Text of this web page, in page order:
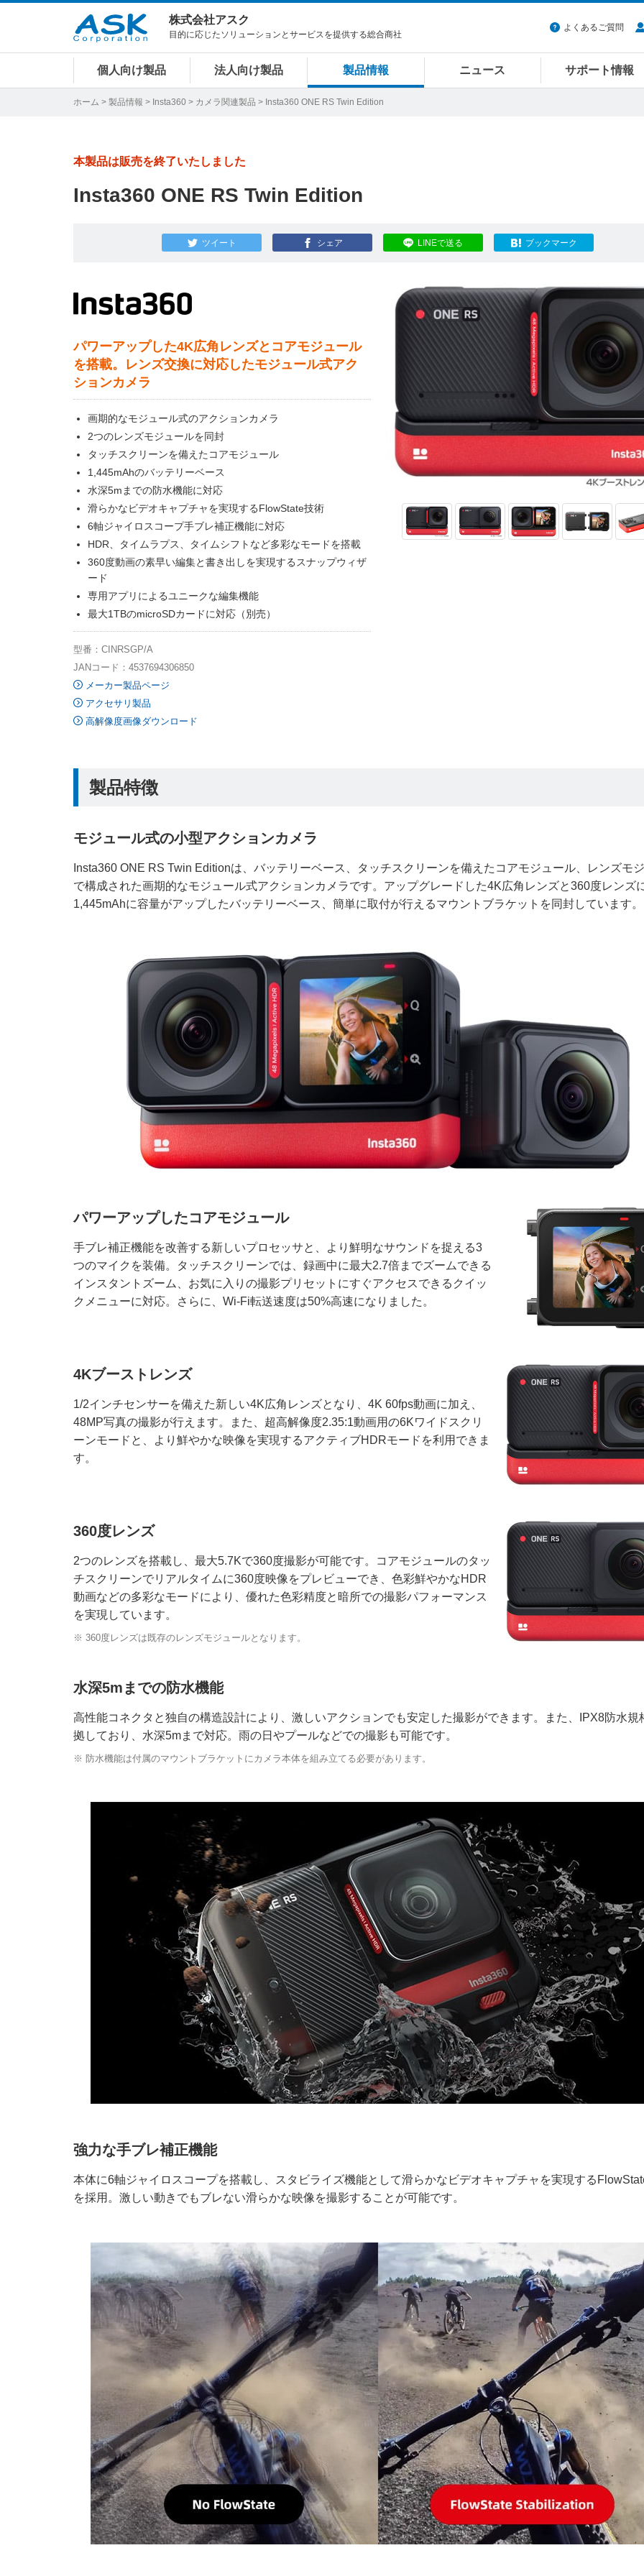
株式会社アスク
目的に応じたソリューションとサービスを提供する総合商社
よくあるご質問
個人向け製品 法人向け製品 製品情報 ニュース サポート情報
ホーム > 製品情報 > Insta360 > カメラ関連製品 > Insta360 ONE RS Twin Edition
本製品は販売を終了いたしました
Insta360 ONE RS Twin Edition
ツイート シェア LINEで送る ブックマーク
パワーアップした4K広角レンズとコアモジュール
を搭載。レンズ交換に対応したモジュール式アク
ションカメラ
画期的なモジュール式のアクションカメラ
2つのレンズモジュールを同封
タッチスクリーンを備えたコアモジュール
1,445mAhのバッテリーベース
水深5mまでの防水機能に対応
滑らかなビデオキャプチャを実現するFlowState技術
6軸ジャイロスコープ手ブレ補正機能に対応
HDR、タイムラプス、タイムシフトなど多彩なモードを搭載
360度動画の素早い編集と書き出しを実現するスナップウィザ
ード
専用アプリによるユニークな編集機能
最大1TBのmicroSDカードに対応（別売）
型番：CINRSGP/A
JANコード：4537694306850
メーカー製品ページ
アクセサリ製品
高解像度画像ダウンロード
製品特徴
モジュール式の小型アクションカメラ
Insta360 ONE RS Twin Editionは、バッテリーベース、タッチスクリーンを備えたコアモジュール、レンズモ
で構成された画期的なモジュール式アクションカメラです。アップグレードした4K広角レンズと360度レンズ
1,445mAhに容量がアップしたバッテリーベース、簡単に取付が行えるマウントブラケットを同封しています。
パワーアップしたコアモジュール
手ブレ補正機能を改善する新しいプロセッサと、より鮮明なサウンドを捉える3
つのマイクを装備。タッチスクリーンでは、録画中に最大2.7倍までズームできる
インスタントズーム、お気に入りの撮影プリセットにすぐアクセスできるクイッ
クメニューに対応。さらに、Wi-Fi転送速度は50%高速になりました。
4Kブーストレンズ
1/2インチセンサーを備えた新しい4K広角レンズとなり、4K 60fps動画に加え、
48MP写真の撮影が行えます。また、超高解像度2.35:1動画用の6Kワイドスクリ
ーンモードと、より鮮やかな映像を実現するアクティブHDRモードを利用できま
す。
360度レンズ
2つのレンズを搭載し、最大5.7Kで360度撮影が可能です。コアモジュールのタッ
チスクリーンでリアルタイムに360度映像をプレビューでき、色彩鮮やかなHDR
動画などの多彩なモードにより、優れた色彩精度と暗所での撮影パフォーマンス
を実現しています。
※ 360度レンズは既存のレンズモジュールとなります。
水深5mまでの防水機能
高性能コネクタと独自の構造設計により、激しいアクションでも安定した撮影ができます。また、IPX8防水規
拠しており、水深5mまで対応。雨の日やプールなどでの撮影も可能です。
※ 防水機能は付属のマウントブラケットにカメラ本体を組み立てる必要があります。
強力な手ブレ補正機能
本体に6軸ジャイロスコープを搭載し、スタビライズ機能として滑らかなビデオキャプチャを実現する
を採用。激しい動きでもブレない滑らかな映像を撮影することが可能です。